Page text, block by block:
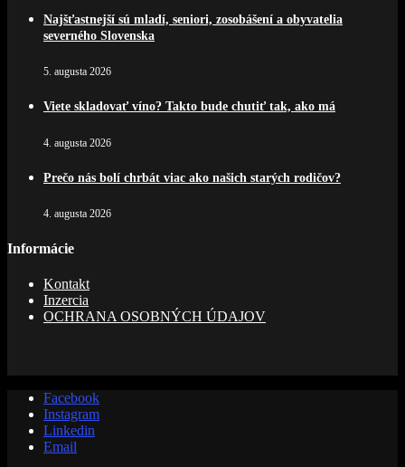
Najšťastnejší sú mladí, seniori, zosobášení a obyvatelia
severného Slovenska
5. augusta 2026
Viete skladovať víno? Takto bude chutiť tak, ako má
4. augusta 2026
Prečo nás bolí chrbát viac ako našich starých rodičov?
4. augusta 2026
Informácie
Kontakt
Inzercia
OCHRANA OSOBNÝCH ÚDAJOV
Facebook
Instagram
Linkedin
Email